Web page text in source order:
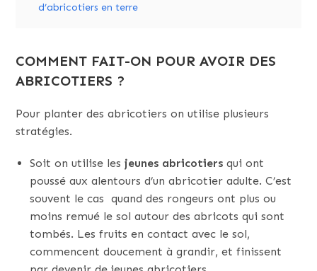
d’abricotiers en terre
COMMENT FAIT-ON POUR AVOIR DES
ABRICOTIERS ?
Pour planter des abricotiers on utilise plusieurs
stratégies.
Soit on utilise lesjeunes abricotiers qui ont
poussé aux alentours d’un abricotier adulte. C’est
souvent le cas quand des rongeurs ont plus ou
moins remué le sol autour des abricots qui sont
tombés. Les fruits en contact avec le sol,
commencent doucement à grandir, et finissent